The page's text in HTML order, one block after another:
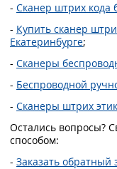
- Сканер штрих кода
- Купить сканер
Екатеринбурге;
- Сканеры
- Беспроводной
- Сканеры штрих
Остались вопросы?
способом:
- Заказать обратный